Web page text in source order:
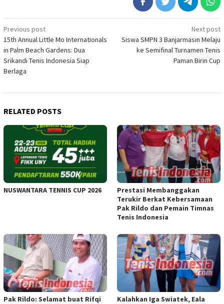
Post
navigation
Previous post
15th Annual Little Mo Internationals
in Palm Beach Gardens: Dua
Srikandi Tenis Indonesia Siap
Berlaga
Next post
Siswa SMPN 3 Banjarmasin Melaju
ke Semifinal Turnamen Tenis
Paman Birin Cup
RELATED POSTS
NUSWANTARA TENNIS CUP 2026
Prestasi Membanggakan
Terukir Berkat Kebersamaan
Pak Rildo dan Pemain Timnas
Tenis Indonesia
Pak Rildo: Selamat buat Rifqi
Kalahkan Iga Swiatek, Eala